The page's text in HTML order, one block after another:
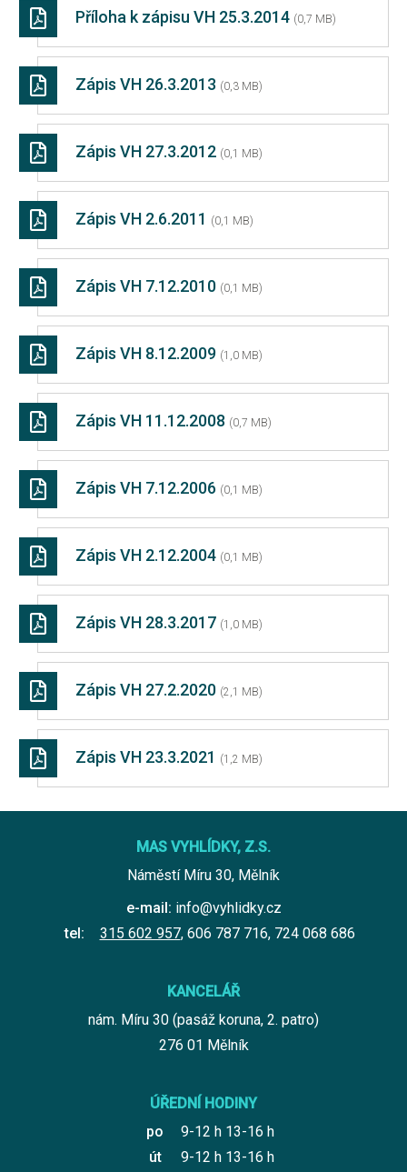
Příloha k zápisu VH 25.3.2014 (0,7 MB)
Zápis VH 26.3.2013 (0,3 MB)
Zápis VH 27.3.2012 (0,1 MB)
Zápis VH 2.6.2011 (0,1 MB)
Zápis VH 7.12.2010 (0,1 MB)
Zápis VH 8.12.2009 (1,0 MB)
Zápis VH 11.12.2008 (0,7 MB)
Zápis VH 7.12.2006 (0,1 MB)
Zápis VH 2.12.2004 (0,1 MB)
Zápis VH 28.3.2017 (1,0 MB)
Zápis VH 27.2.2020 (2,1 MB)
Zápis VH 23.3.2021 (1,2 MB)
MAS VYHLÍDKY, Z.S.
Náměstí Míru 30, Mělník
e-mail: info@vyhlidky.cz
tel:
315 602 957, 606 787 716, 724 068 686
KANCELÁŘ
nám. Míru 30 (pasáž koruna, 2. patro)
276 01 Mělník
ÚŘEDNÍ HODINY
po
9-12 h 13-16 h
út
9-12 h 13-16 h